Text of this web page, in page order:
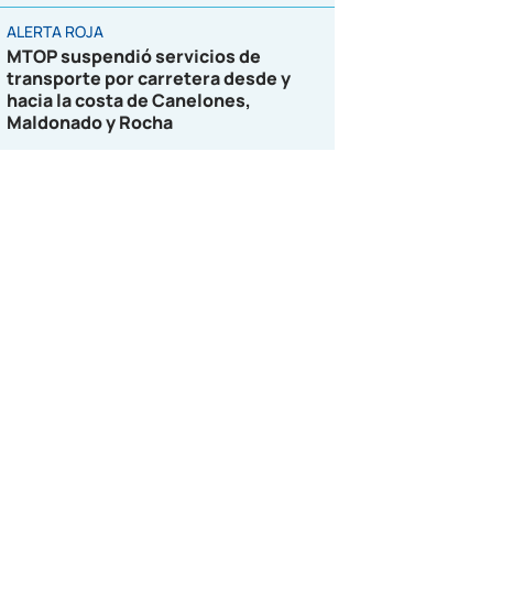
ALERTA ROJA
MTOP suspendió servicios de
transporte por carretera desde y
hacia la costa de Canelones,
Maldonado y Rocha